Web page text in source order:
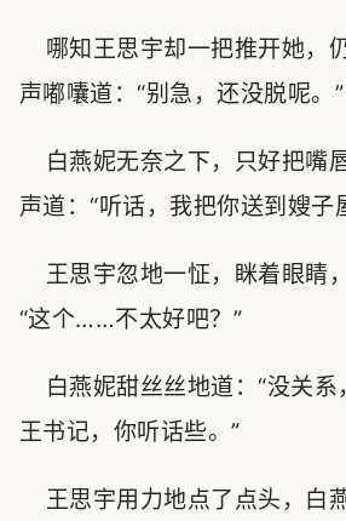
哪知王思宇却一把推开她，
声嘟囔道：“别急，还没脱呢。”
白燕妮无奈之下，只好把嘴
声道：“听话，我把你送到嫂子
王思宇忽地一怔，眯着眼睛
“这个……不太好吧？”
白燕妮甜丝丝地道：“没关系
王书记，你听话些。”
王思宇用力地点了点头，白